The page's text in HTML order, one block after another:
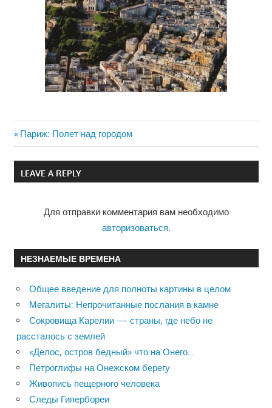
Навигация
по
Previous
Post:
Париж: Полет над городом
LEAVE A REPLY
Для отправки комментария вам необходимо
авторизоваться
НЕЗНАЕМЫЕ ВРЕМЕНА
Общее введение для полноты картины в целом
Мегалиты: Непрочитанные послания в камне
Сокровища Карелии — страны, где небо не
рассталось с землей
«Делос, остров бедный» что на Онего…
Петроглифы на Онежском берегу
Живопись пещерного человека
Следы Гипербореи